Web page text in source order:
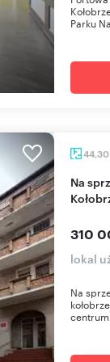
Parku
44,30
Na sprzedaż lokal handlowy 44,3 m² w centrum
310
lokal
Na